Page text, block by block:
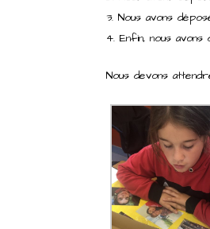
Nous avons
Enfin, nous
Nous devons